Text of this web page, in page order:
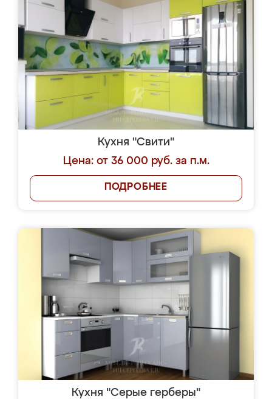
Кухня "Свити"
Цена: от 36 000 руб. за п.м.
ПОДРОБНЕЕ
Кухня "Серые герберы"